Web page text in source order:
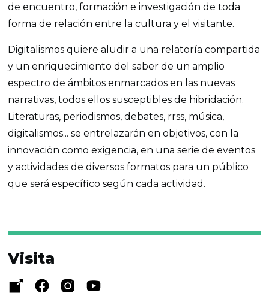
de encuentro, formación e investigación de toda
forma de relación entre la cultura y el visitante.
Digitalismos quiere aludir a una relatoría compartida
y un enriquecimiento del saber de un amplio
espectro de ámbitos enmarcados en las nuevas
narrativas, todos ellos susceptibles de hibridación.
Literaturas, periodismos, debates, rrss, música,
digitalismos... se entrelazarán en objetivos, con la
innovación como exigencia, en una serie de eventos
y actividades de diversos formatos para un público
que será específico según cada actividad.
Visita